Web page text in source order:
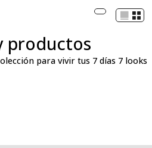
productos
para vivir tus 7 días 7 looks
y lo inspirador, con